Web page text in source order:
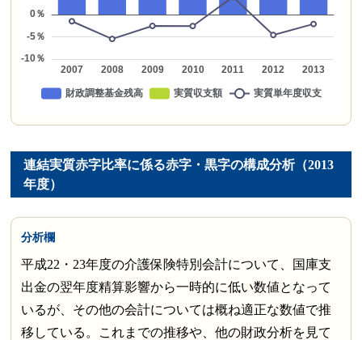
連結実質赤字比率に係る赤字・黒字の構成分析（2013
年度）
分析欄
平成22・23年度の介護保険特別会計について、国庫支
出金の翌年度精算影響から一時的に低い数値となって
いるが、その他の会計については概ね適正な数値で推
移している。これまでの推移や、他の財政分析を見て